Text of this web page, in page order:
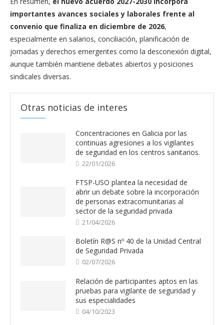
importantes avances sociales y laborales frente al
convenio que finaliza en diciembre de 2026,
especialmente en salarios, conciliación, planificación de
jornadas y derechos emergentes como la desconexión digital,
aunque también mantiene debates abiertos y posiciones
sindicales diversas.
Otras noticias de interes
Concentraciones en Galicia por las
continuas agresiones a los vigilantes
de seguridad en los centros sanitarios.
22/01/2026
FTSP-USO plantea la necesidad de
abrir un debate sobre la incorporación
de personas extracomunitarias al
sector de la seguridad privada
21/04/2026
Boletín R@S nº 40 de la Unidad Central
de Seguridad Privada
02/07/2026
Relación de participantes aptos en las
pruebas para vigilante de seguridad y
sus especialidades
04/10/2023